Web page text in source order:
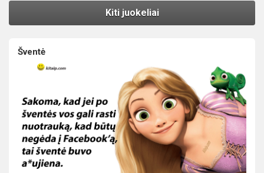
Kiti juokeliai
Šventė